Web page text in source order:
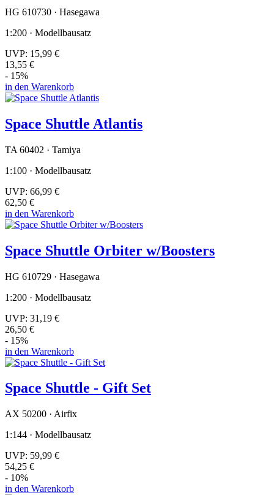
HG 610730 · Hasegawa
1:200 · Modellbausatz
UVP: 15,99 €
13,55 €
- 15%
in den Warenkorb
Space Shuttle Atlantis
TA 60402 · Tamiya
1:100 · Modellbausatz
UVP: 66,99 €
62,50 €
in den Warenkorb
Space Shuttle Orbiter w/Boosters
HG 610729 · Hasegawa
1:200 · Modellbausatz
UVP: 31,19 €
26,50 €
- 15%
in den Warenkorb
Space Shuttle - Gift Set
AX 50200 · Airfix
1:144 · Modellbausatz
UVP: 59,99 €
54,25 €
- 10%
in den Warenkorb